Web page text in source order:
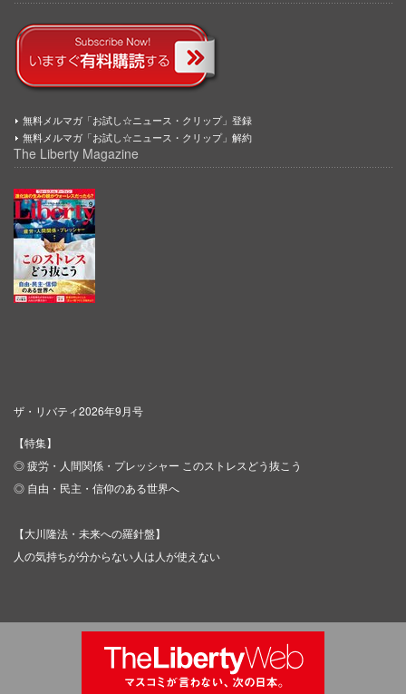
無料メルマガ「お試し☆ニュース・クリップ」登録
無料メルマガ「お試し☆ニュース・クリップ」解約
The Liberty Magazine
ザ・リバティ2026年9月号
【特集】
◎ 疲労・人間関係・プレッシャー このストレスどう抜こう
◎ 自由・民主・信仰のある世界へ
【大川隆法・未来への羅針盤】
人の気持ちが分からない人は人が使えない